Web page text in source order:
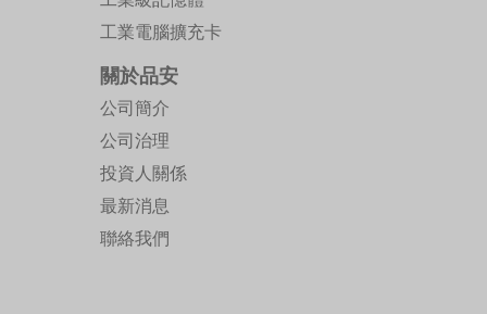
工業電腦擴充卡
關於品安
公司簡介
公司治理
投資人關係
最新消息
聯絡我們